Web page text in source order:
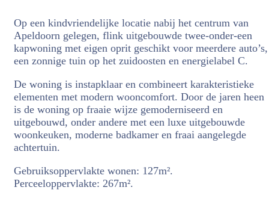
Op een kindvriendelijke locatie nabij het centrum van
Apeldoorn gelegen, flink uitgebouwde twee-onder-een
kapwoning met eigen oprit geschikt voor meerdere auto’s,
een zonnige tuin op het zuidoosten en energielabel C.
De woning is instapklaar en combineert karakteristieke
elementen met modern wooncomfort. Door de jaren heen
is de woning op fraaie wijze gemoderniseerd en
uitgebouwd, onder andere met een luxe uitgebouwde
woonkeuken, moderne badkamer en fraai aangelegde
achtertuin.
Gebruiksoppervlakte wonen: 127m².
Perceeloppervlakte: 267m².